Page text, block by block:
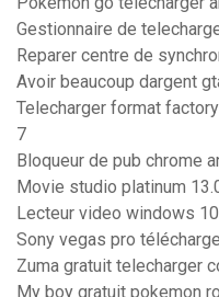
Gestionnaire de
Reparer centre de
Avoir beaucoup dargent
Telecharger format
7
Bloqueur de pub chrome
Movie studio platinum
Lecteur video windows
Sony vegas pro
Zuma gratuit telecharger
My boy gratuit pokemon